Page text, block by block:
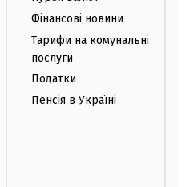
Фінансові новини
Тарифи на комунальні
послуги
Податки
Пенсія в Україні